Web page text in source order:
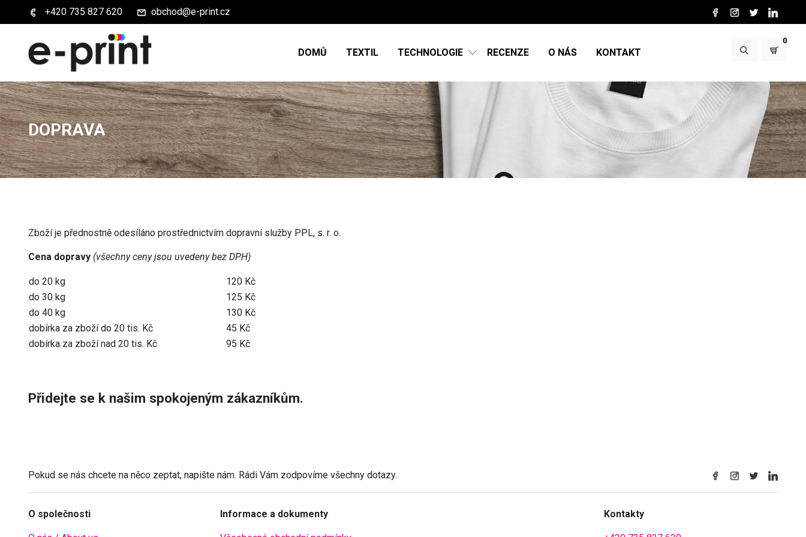
+420 735 827 620 obchod@e-print.cz
DOMŮ TEXTIL TECHNOLOGIE RECENZE O NÁS KONTAKT
0
DOPRAVA
Zboží je přednostně odesíláno prostřednictvím dopravní služby PPL, s. r. o.
Cena dopravy (všechny ceny jsou uvedeny bez DPH)
do 20 kg
120 Kč
do 30 kg
125 Kč
do 40 kg
130 Kč
dobírka za zboží do 20 tis. Kč
45 Kč
dobírka za zboží nad 20 tis. Kč
95 Kč
Přidejte se k našim spokojeným zákazníkům.
Pokud se nás chcete na něco zeptat, napište nám. Rádi Vám zodpovíme všechny dotazy.
O společnosti Informace a dokumenty Kontakty